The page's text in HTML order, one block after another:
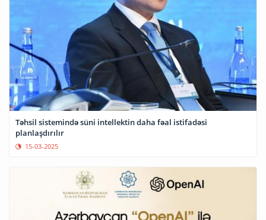
Təhsil sistemində süni intellektin daha fəal istifadəsi
planlaşdırılır
15-03-2025